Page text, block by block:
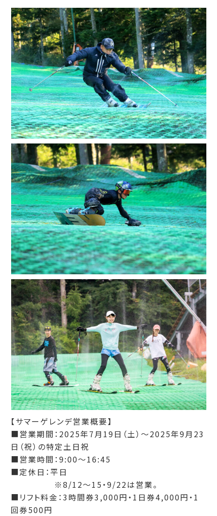
【サマーゲレンデ営業概要】
■営業期間：2025年7月19日（土）～2025年9月23
日（祝）の特定土日祝
■営業時間：9:00～16:45
■定休日：平日
※8/12～15・9/22は営業。
■リフト料金：3時間券3,000円・1日券4,000円・1
回券500円